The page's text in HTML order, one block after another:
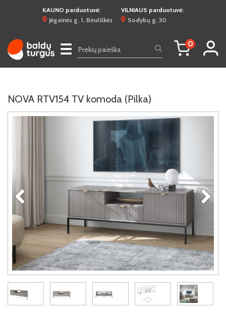
KAUNO parduotuvė:
Jėgainės g. 1, Biruliškės
VILNIAUS parduotuvė:
Sodybų g. 30
☰ 0
NOVA RTV154 TV komoda (Pilka)